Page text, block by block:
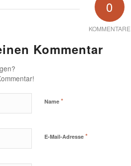
0
KOMMENTARE
Kommentar
Name *
E-Mail-Adresse *